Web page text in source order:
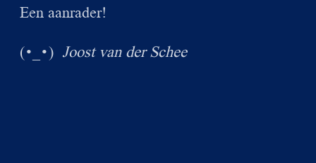
Een aanrader!
(
) Joost van der Schee